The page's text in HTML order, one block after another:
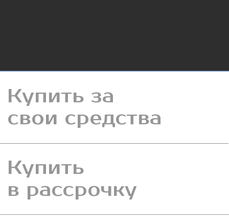
Купить
в ипотеку
в трейд-ин